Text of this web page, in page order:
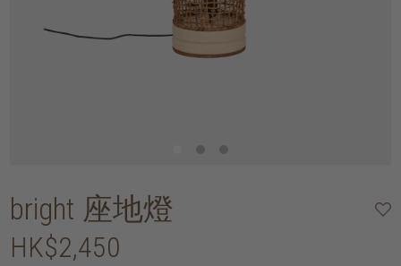
bright 座地燈
HK$2,450